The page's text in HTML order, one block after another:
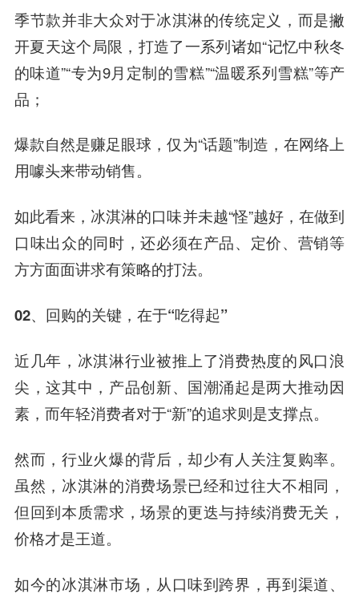
季节款并非大众对于冰淇淋的传统定义，而是撇
开夏天这个局限，打造了一系列诸如“记忆中秋冬
的味道”“专为9月定制的雪糕”“温暖系列雪糕”等产
品；
爆款自然是赚足眼球，仅为“话题”制造，在网络上
用噱头来带动销售。
如此看来，冰淇淋的口味并未越“怪”越好，在做到
口味出众的同时，还必须在产品、定价、营销等
方方面面讲求有策略的打法。
02、回购的关键，在于“吃得起”
近几年，冰淇淋行业被推上了消费热度的风口浪
尖，这其中，产品创新、国潮涌起是两大推动因
素，而年轻消费者对于“新”的追求则是支撑点。
然而，行业火爆的背后，却少有人关注复购率。
虽然，冰淇淋的消费场景已经和过往大不相同，
但回到本质需求，场景的更迭与持续消费无关，
价格才是王道。
如今的冰淇淋市场，从口味到跨界，再到渠道、